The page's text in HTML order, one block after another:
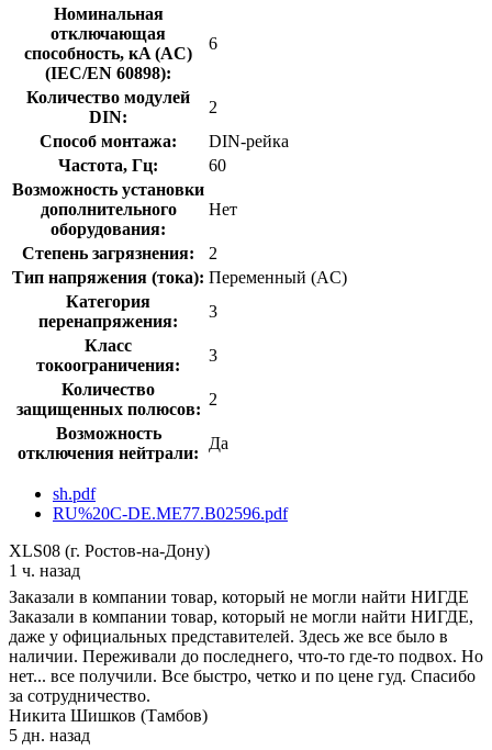
Номинальная
отключающая
способность, кA (AC)
(IEC/EN 60898):
6
Количество модулей
DIN:
2
Способ монтажа:
DIN-рейка
Частота, Гц:
60
Возможность установки
дополнительного
оборудования:
Нет
Степень загрязнения:
2
Тип напряжения (тока): Переменный (AC)
Категория
перенапряжения:
3
Класс
токоограничения:
3
Количество
защищенных полюсов:
2
Возможность
отключения нейтрали:
Да
sh.pdf
RU%20C-DE.ME77.B02596.pdf
XLS08 (г. Ростов-на-Дону)
1 ч. назад
Заказали в компании товар, который не могли найти НИГДЕ
Заказали в компании товар, который не могли найти НИГДЕ,
даже у официальных представителей. Здесь же все было в
наличии. Переживали до последнего, что-то где-то подвох. Но
нет... все получили. Все быстро, четко и по цене гуд. Спасибо
за сотрудничество.
Никита Шишков (Тамбов)
5 дн. назад